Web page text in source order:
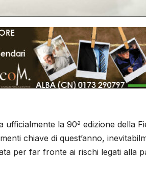
la 90ª edizione della
chiave di quest’anno,
per far fronte ai rischi legati alla